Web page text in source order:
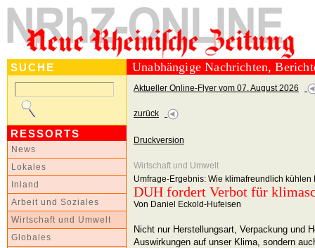
SUCHE
RESSORTS
News
Lokales
Inland
Arbeit und Soziales
Wirtschaft und Umwelt
Globales
Unabhängige Nachrichten,
Aktueller Online-Flyer vom 07. August 2026
zurück
Druckversion
Wirtschaft und Umwelt
Umfrage-Ergebnis: Wie klimafreundlich
DUH fordert Verbot für
Von Daniel Eckold-Hufeisen
Nicht nur Herstellungsart, Verpackung und
Auswirkungen auf unser Klima, sondern